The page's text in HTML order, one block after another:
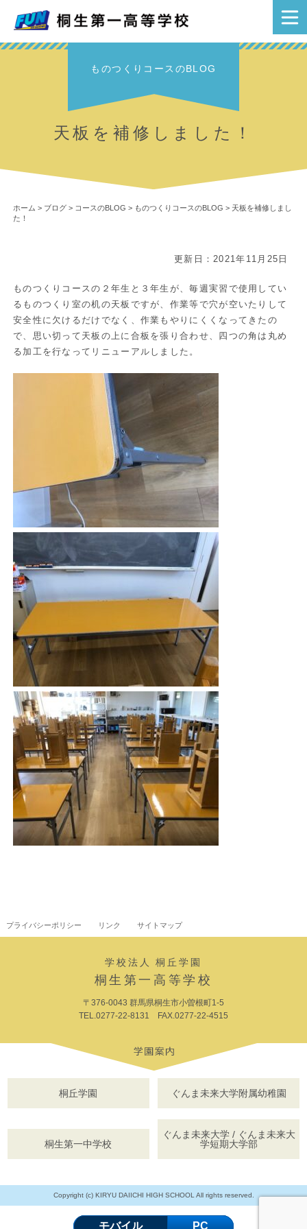
ものつくりコースのBLOG
天板を補修しました！
ホーム > ブログ> コースのBLOG > ものつくりコースのBLOG > 天板を補修しまし
た！
更新日：2021年11月25日
ものつくりコースの２年生と３年生が、毎週実習で使用してい
るものつくり室の机の天板ですが、作業等で穴が空いたりして
安全性に欠けるだけでなく、作業もやりにくくなってきたの
で、思い切って天板の上に合板を張り合わせ、四つの角は丸め
る加工を行なってリニューアルしました。
プライバシーポリシー リンク サイトマップ
学校法人 桐丘学園
桐生第一高等学校
〒376-0043 群馬県桐生市小曽根町1-5
TEL.0277-22-8131 FAX.0277-22-4515
桐丘学園 ぐんま未来大学附属幼稚園
桐生第一中学校
ぐんま未来大学 / ぐんま未来大
学短期大学部
Copyright (c) KIRYU DAIICHI HIGH SCHOOL All rights reserved.
モバイル PC